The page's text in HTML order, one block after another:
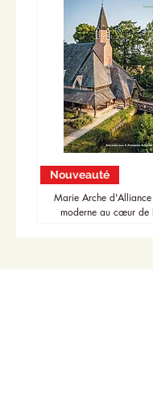
Nouveauté
Marie Arche d'Alliance
moderne au cœur de